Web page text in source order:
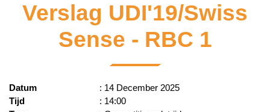
Verslag UDI'19/Swiss
Sense - RBC 1
Datum
: 14 December 2025
Tijd
: 14:00